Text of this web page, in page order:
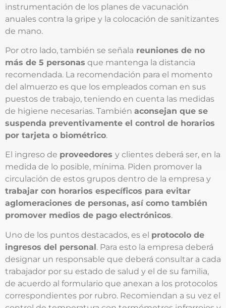
instrumentación de los planes de vacunación
anuales contra la gripe y la colocación de sanitizantes
de mano.
Por otro lado, también se señala reuniones de no
más de 5 personas que mantenga la distancia
recomendada. La recomendación para el momento
del almuerzo es que los empleados coman en sus
puestos de trabajo, teniendo en cuenta las medidas
de higiene necesarias. También aconsejan que se
suspenda preventivamente el control de horarios
por tarjeta o biométrico.
El ingreso de proveedores y clientes deberá ser, en la
medida de lo posible, mínima. Piden promover la
circulación de estos grupos dentro de la empresa y
trabajar con horarios específicos para evitar
aglomeraciones de personas, así como también
promover medios de pago electrónicos.
Uno de los puntos destacados, es el protocolo de
ingresos del personal. Para esto la empresa deberá
designar un responsable que deberá consultar a cada
trabajador por su estado de salud y el de su familia,
de acuerdo al formulario que anexan a los protocolos
correspondientes por rubro. Recomiendan a su vez el